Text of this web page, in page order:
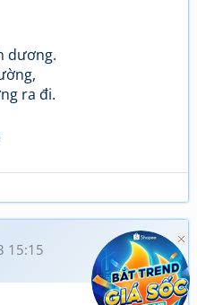
dương.
ra đi.
15:15